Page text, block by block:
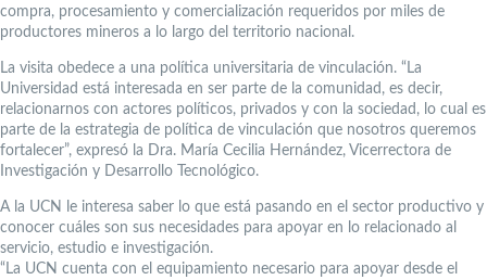
compra, procesamiento y comercialización requeridos por miles de
productores mineros a lo largo del territorio nacional.
La visita obedece a una política universitaria de vinculación. “La
Universidad está interesada en ser parte de la comunidad, es decir,
relacionarnos con actores políticos, privados y con la sociedad, lo cual es
parte de la estrategia de política de vinculación que nosotros queremos
fortalecer”, expresó la Dra. María Cecilia Hernández, Vicerrectora de
Investigación y Desarrollo Tecnológico.
A la UCN le interesa saber lo que está pasando en el sector productivo y
conocer cuáles son sus necesidades para apoyar en lo relacionado al
servicio, estudio e investigación.
“La UCN cuenta con el equipamiento necesario para apoyar desde el